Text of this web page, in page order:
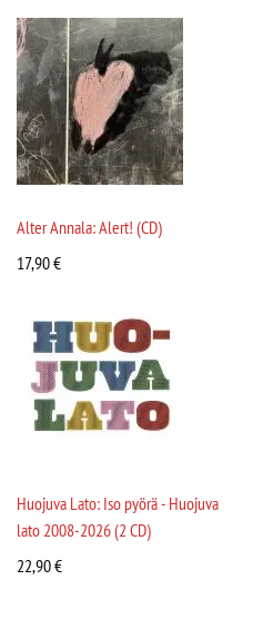
Alter Annala: Alert! (CD)
17,90€
Huojuva Lato: Iso pyörä - Huojuva
lato 2008-2026 (2 CD)
22,90€